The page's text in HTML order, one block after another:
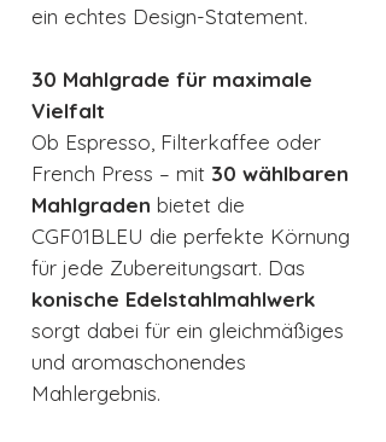
ein echtes Design-Statement.
30 Mahlgrade für maximale
Vielfalt
Ob Espresso, Filterkaffee oder
French Press – mit 30 wählbaren
Mahlgraden bietet die
CGF01BLEU die perfekte Körnung
für jede Zubereitungsart. Das
konische Edelstahlmahlwerk
sorgt dabei für ein gleichmäßiges
und aromaschonendes
Mahlergebnis.